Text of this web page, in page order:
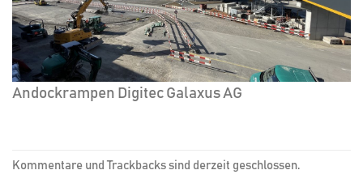
Andockrampen Digitec Galaxus AG
Kommentare und Trackbacks sind derzeit geschlossen.